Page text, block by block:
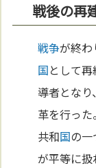
戦後の再
戦争が終わ
国として
導者となり
革を行った。
共和国の
が平等に